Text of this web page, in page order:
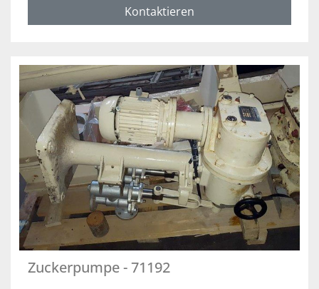
Kontaktieren
Zuckerpumpe - 71192